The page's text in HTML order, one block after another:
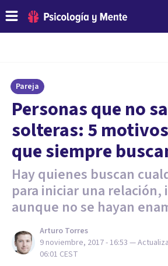
Pareja
Personas que no
solteras: 5
que siempre
Hay quienes buscan
para iniciar una relación,
aunque no se hayan
Arturo Torres
9 noviembre, 2017 - 16:53 —
06:01 CEST